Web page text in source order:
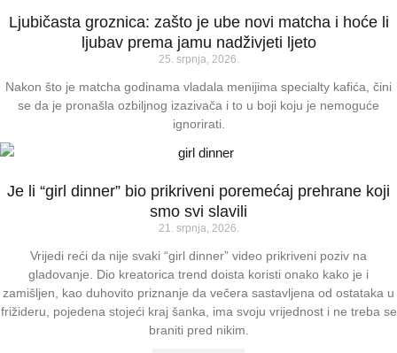
Ljubičasta groznica: zašto je ube novi matcha i hoće li
ljubav prema jamu nadživjeti ljeto
25. srpnja, 2026.
Nakon što je matcha godinama vladala menijima specialty kafića, čini
se da je pronašla ozbiljnog izazivača i to u boji koju je nemoguće
ignorirati.
Je li “girl dinner” bio prikriveni poremećaj prehrane koji
smo svi slavili
21. srpnja, 2026.
Vrijedi reći da nije svaki “girl dinner” video prikriveni poziv na
gladovanje. Dio kreatorica trend doista koristi onako kako je i
zamišljen, kao duhovito priznanje da večera sastavljena od ostataka u
frižideru, pojedena stojeći kraj šanka, ima svoju vrijednost i ne treba se
braniti pred nikim.